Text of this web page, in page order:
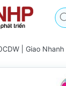
| Giao